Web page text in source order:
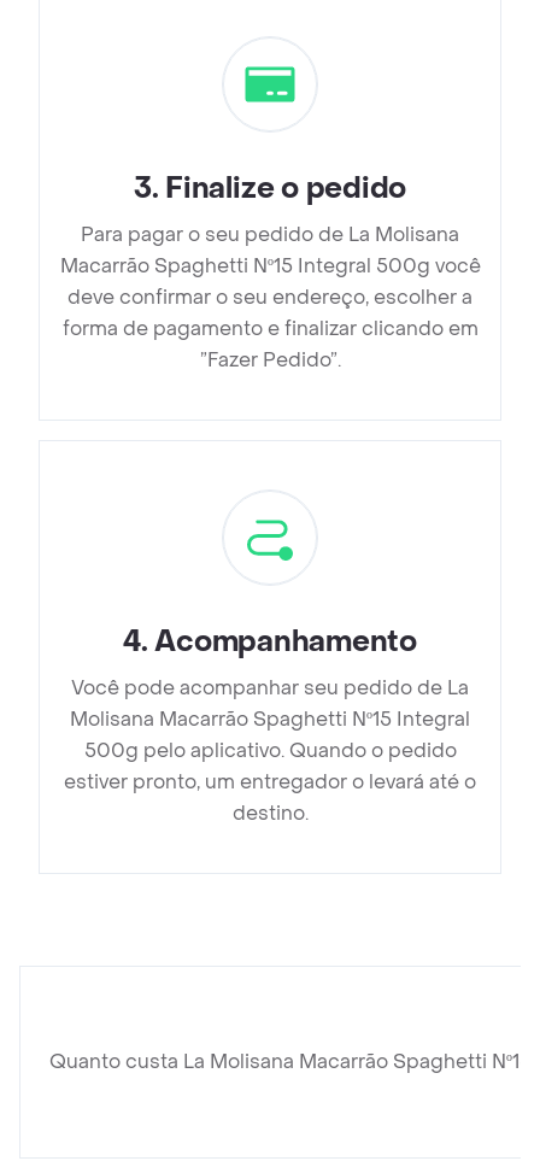
3. Finalize o pedido
Para pagar o seu pedido de La Molisana
Macarrão Spaghetti Nº15 Integral 500g você
deve confirmar o seu endereço, escolher a
forma de pagamento e finalizar clicando em
”Fazer Pedido”.
4.Acompanhamento
Você pode acompanhar seu pedido de La
Molisana Macarrão Spaghetti Nº15 Integral
500g pelo aplicativo. Quando o pedido
estiver pronto, um entregador o levará até o
destino.
Quanto custa La Molisana Macarrão Spaghetti